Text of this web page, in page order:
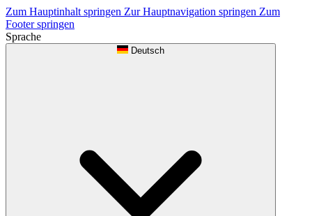
Zum Hauptinhalt springen Zur Hauptnavigation springen Zum
Footer springen
Sprache
Deutsch